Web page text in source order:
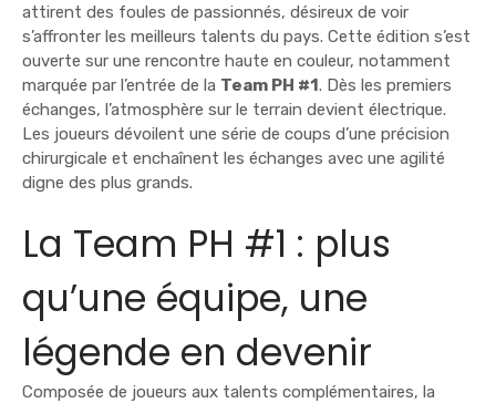
attirent des foules de passionnés, désireux de voir
s’affronter les meilleurs talents du pays. Cette édition s’est
ouverte sur une rencontre haute en couleur, notamment
marquée par l’entrée de la Team PH #1. Dès les premiers
échanges, l’atmosphère sur le terrain devient électrique.
Les joueurs dévoilent une série de coups d’une précision
chirurgicale et enchaînent les échanges avec une agilité
digne des plus grands.
La Team PH #1 : plus
qu’une équipe, une
légende en devenir
Composée de joueurs aux talents complémentaires, la